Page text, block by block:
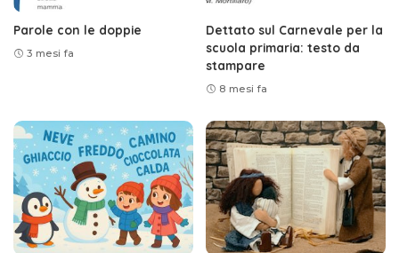
Parole con le doppie
3 mesi fa
Dettato sul Carnevale per la
scuola primaria: testo da
stampare
8 mesi fa